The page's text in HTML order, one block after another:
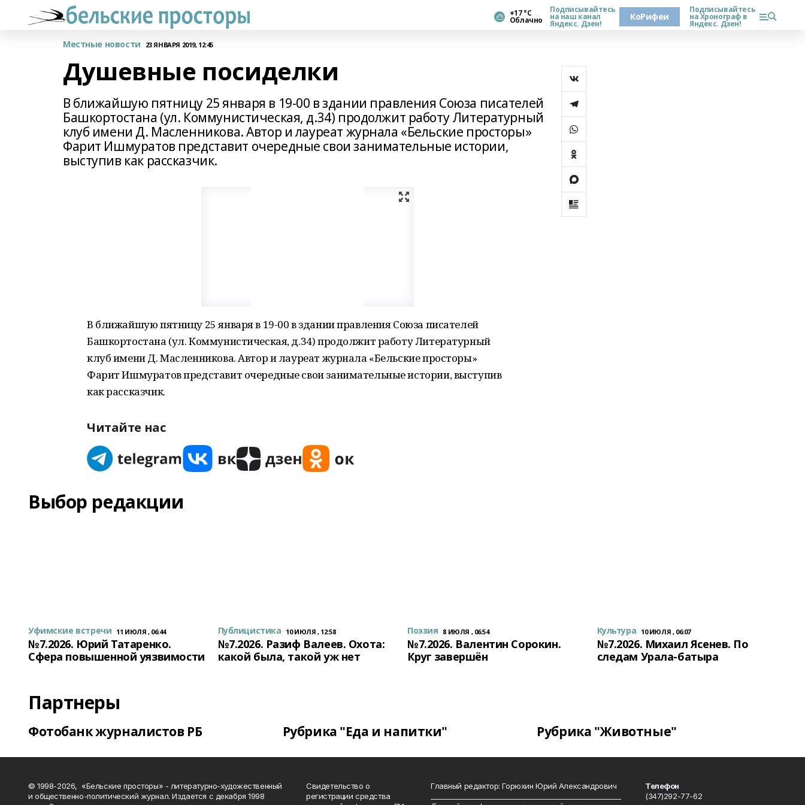
+17 °С
Облачно
Подписывайтесь
на наш канал
Яндекс. Дзен!
КоРифеи
Подписывайтесь
на Хронограф в
Яндекс. Дзен!
Местные новости 23 ЯНВАРЯ 2019, 12:45
Душевные посиделки
В ближайшую пятницу 25 января в 19-00 в здании правления Союза писателей
Башкортостана (ул. Коммунистическая, д.34) продолжит работу Литературный
клуб имени Д. Масленникова. Автор и лауреат журнала «Бельские просторы»
Фарит Ишмуратов представит очередные свои занимательные истории,
выступив как рассказчик.
В ближайшую пятницу 25 января в 19-00 в здании правления Союза писателей
Башкортостана (ул. Коммунистическая, д.34) продолжит работу Литературный
клуб имени Д. Масленникова. Автор и лауреат журнала «Бельские просторы»
Фарит Ишмуратов представит очередные свои занимательные истории, выступив
как рассказчик.
Читайте нас
Выбор редакции
Уфимские встречи 11 ИЮЛЯ , 06:44
№7.2026. Юрий Татаренко.
Сфера повышенной уязвимости
Публицистика 10 ИЮЛЯ , 12:58
№7.2026. Разиф Валеев. Охота:
какой была, такой уж нет
Поэзия 8 ИЮЛЯ , 06:54
№7.2026. Валентин Сорокин.
Круг завершён
Культура 10 ИЮЛЯ , 06:07
№7.2026. Михаил Ясенев. По
следам Урала-батыра
Партнеры
Фотобанк журналистов РБ Рубрика "Еда и напитки" Рубрика "Животные"
© 1998-2026, «Бельские просторы» - литературно-художественный
и общественно-политический журнал. Издается с декабря 1998
Свидетельство о
регистрации средства
Главный редактор: Горюхин Юрий Александрович
Телефон
(347)292-77-62